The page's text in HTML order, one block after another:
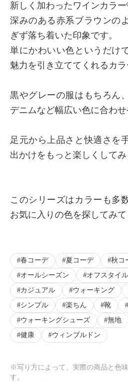
新しく加わったワインカラー
深みのある赤系ブラウンの
ぎず落ち着いた印象です。
単にかわいい色というだけ
魅力を引き立ててくれるカラ
黒やグレーの服はもちろん
デニムなど幅広い色に合わ
足元から上品さと快適さを
出かけをもっと楽しくして
このシリーズはカラーも多
お気に入りの色を探してみ
春コーデ 夏コーデ 秋コ
オールシーズン
オフスタイル
カジュアル
ウォーキング
シンプル
楽ちん 靴
ウォーキングシューズ
無地
健康
ウィンブルドン
※写り方によって、実際の商品と色
す。